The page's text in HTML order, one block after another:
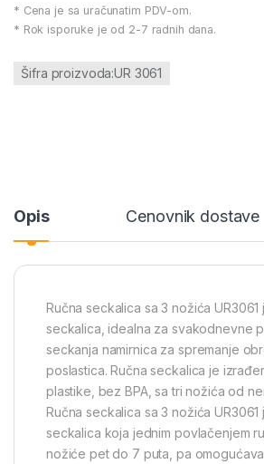
* Cena je sa uračunatim PDV-om.
* Rok isporuke je od 2-7 radnih dana.
Šifra proizvoda:UR 3061
Opis Cenovnik dostave
Ručna seckalica sa 3 nožića UR3061
seckalica, idealna za svakodnevne
seckanja namirnica za spremanje
poslastica. Ručna seckalica je
plastike, bez BPA, sa tri nožića od
Ručna seckalica sa 3 nožića UR3061
seckalica koja jednim povlačenjem
nožiće pet do 7 puta, pa